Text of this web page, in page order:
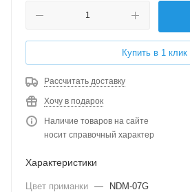
Купить в 1 клик
Рассчитать доставку
Хочу в подарок
Наличие товаров на сайте
носит справочный характер
Характеристики
Цвет приманки —
NDM-07G